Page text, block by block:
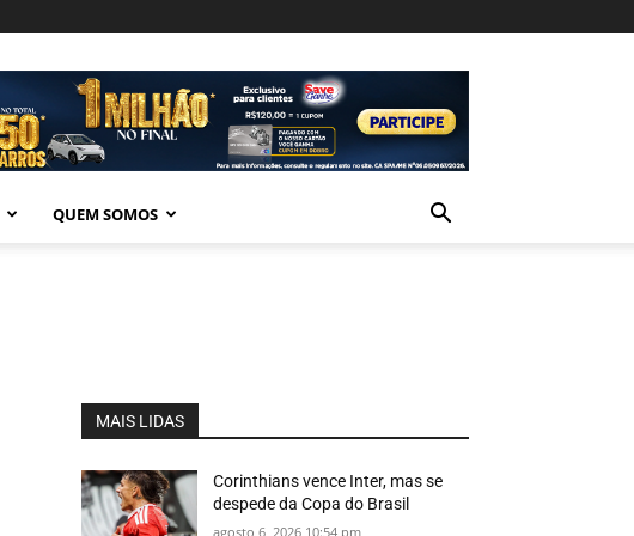
QUEM SOMOS
MAIS LIDAS
Corinthians vence Inter, mas se
despede da Copa do Brasil
agosto 6, 2026 10:54 pm